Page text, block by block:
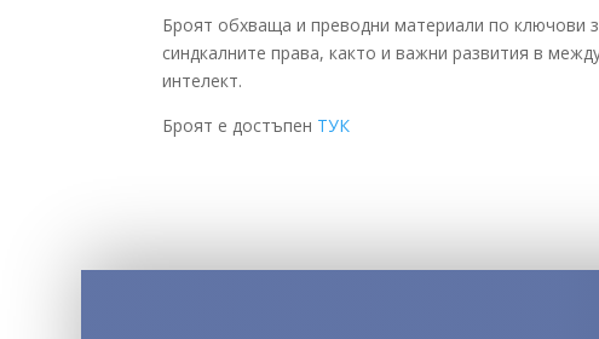
Броят обхваща и преводни материали по ключови
синдкалните права, както и важни развития в
интелект.
Броят е достъпен ТУК